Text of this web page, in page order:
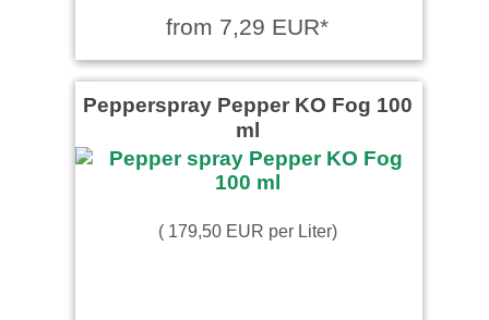
from 7,29 EUR*
Pepperspray Pepper KO Fog 100
ml
( 179,50 EUR per Liter)